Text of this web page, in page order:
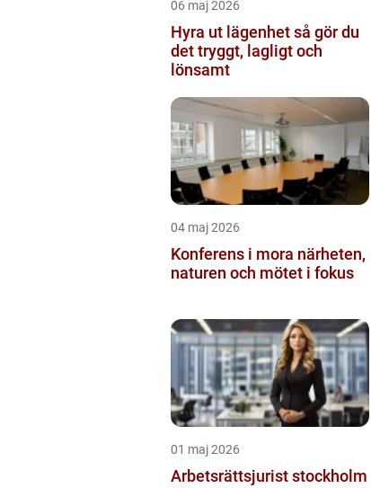
06 maj 2026
Hyra ut lägenhet så gör du
det tryggt, lagligt och
lönsamt
04 maj 2026
Konferens i mora närheten,
naturen och mötet i fokus
01 maj 2026
Arbetsrättsjurist stockholm